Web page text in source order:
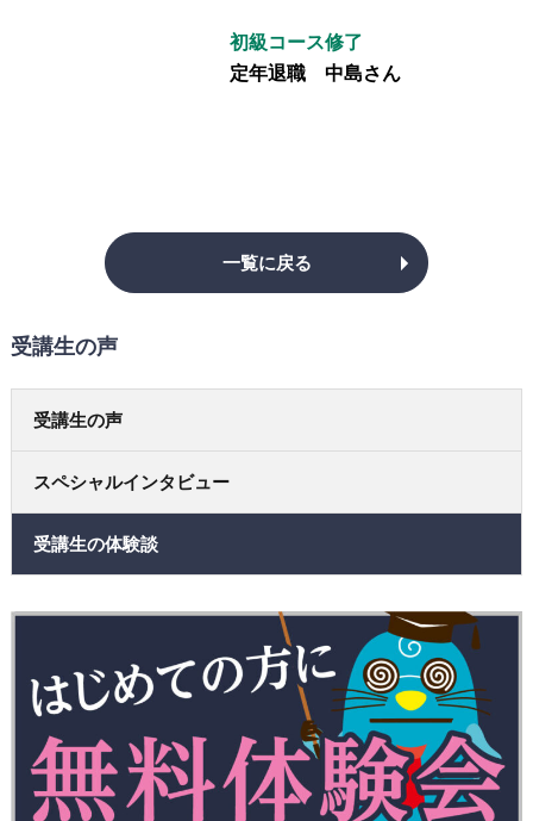
初級コース修了
定年退職 中島さん
一覧に戻る
受講生の声
受講生の声
スペシャルインタビュー
受講生の体験談